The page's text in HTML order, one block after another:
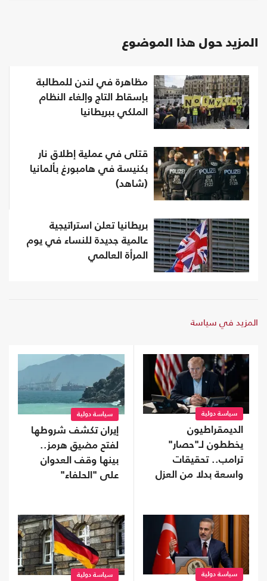
المزيد حول هذا الموضوع
مظاهرة في لندن للمطالبة
بإسقاط التاج وإلغاء النظام
الملكي ببريطانيا
قتلى في عملية إطلاق نار
بكنيسة في هامبورغ بألمانيا
(شاهد)
بريطانيا تعلن استراتيجية
عالمية جديدة للنساء في يوم
المرأة العالمي
المزيد في سياسة
سياسة دولية
الديمقراطيون
يخططون لـ"حصار"
ترامب.. تحقيقات
واسعة بدلا من العزل
سياسة دولية
إيران تكشف شروطها
لفتح مضيق هرمز..
بينها وقف العدوان
على "الحلفاء"
سياسة دولية سياسة دولية